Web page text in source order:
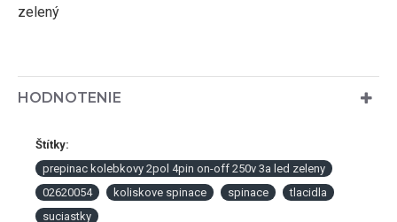
zelený
HODNOTENIE
Štítky:
prepinac kolebkovy 2pol 4pin on-off 250v 3a led zeleny
02620054
koliskove spinace spinace
tlacidla
suciastky